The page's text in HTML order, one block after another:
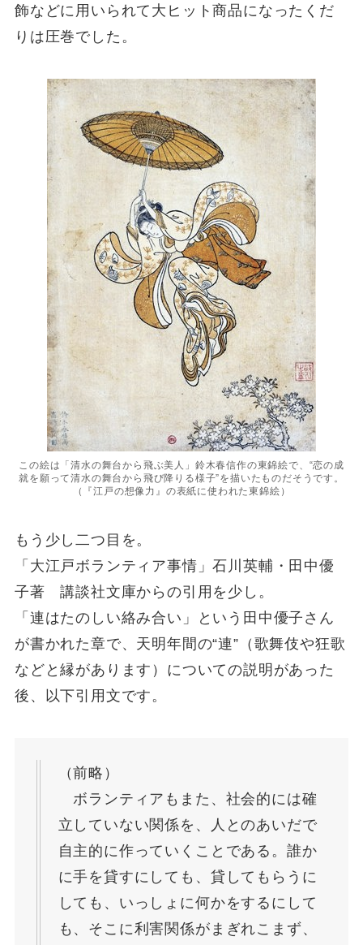
飾などに用いられて大ヒット商品になったくだ
りは圧巻でした。
この絵は「清水の舞台から飛ぶ美人」鈴木春信作の東錦絵で、“恋の成
就を願って清水の舞台から飛び降りる様子”を描いたものだそうです。
（『江戸の想像力』の表紙に使われた東錦絵）
もう少し二つ目を。
「大江戸ボランティア事情」石川英輔・田中優
子著 講談社文庫からの引用を少し。
「連はたのしい絡み合い」という田中優子さん
が書かれた章で、天明年間の“連”（歌舞伎や狂歌
などと縁があります）についての説明があった
後、以下引用文です。
（前略）
ボランティアもまた、社会的には確
立していない関係を、人とのあいだで
自主的に作っていくことである。誰か
に手を貸すにしても、貸してもらうに
しても、いっしょに何かをするにして
も、そこに利害関係がまぎれこまず、